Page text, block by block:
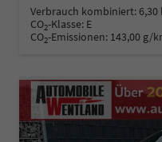
Verbrauch kombiniert:6,30
CO2-Klasse: E
CO2-Emissionen: 143,00 g/